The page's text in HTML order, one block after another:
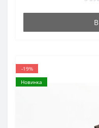
-19%
Новинка